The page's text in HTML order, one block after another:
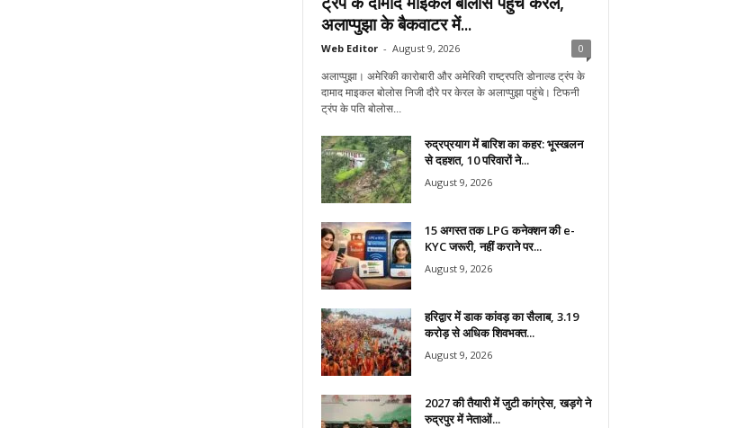
अलाप्पुझा के बैकवाटर में...
Web Editor - August 9, 2026 0
अलाप्पुझा। अमेरिकी कारोबारी और अमेरिकी राष्ट्रपति डोनाल्ड ट्रंप के
दामाद माइकल बोलोस निजी दौरे पर केरल के अलाप्पुझा पहुंचे। टिफनी
ट्रंप के पति बोलोस...
रुद्रप्रयाग में बारिश का कहर: भूस्खलन
से दहशत, 10 परिवारों ने...
August 9, 2026
15 अगस्त तक LPG कनेक्शन की e-
KYC जरूरी, नहीं कराने पर...
August 9, 2026
हरिद्वार में डाक कांवड़ का सैलाब, 3.19
करोड़ से अधिक शिवभक्त...
August 9, 2026
2027 की तैयारी में जुटी कांग्रेस, खड़गे ने
रुद्रपुर में नेताओं...